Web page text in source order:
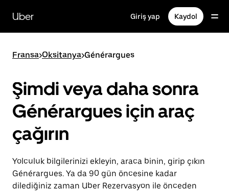
içeriğe
gidinUber Giriş yap Kaydol
Fransa>Oksitanya>Générargues
Şimdi veya daha sonra
Générargues için araç
çağırın
Yolculuk bilgilerinizi ekleyin, araca binin, girip çıkın
Générargues. Ya da 90 gün öncesine kadar
dilediğiniz zaman Uber Rezervasyon ile önceden